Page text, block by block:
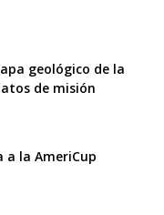
geológico de la
de misión
a la AmeriCup